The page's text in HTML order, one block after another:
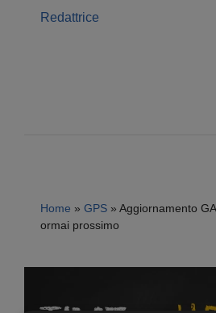
Redattrice
Home » GPS » Aggiornamento
ormai prossimo